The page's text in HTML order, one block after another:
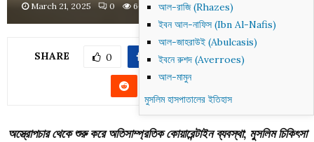
March 21, 2025 0 664
SHARE 0
অস্ত্রোপচার থেকে শুরু করে অতিসাম্প্রতিক কোয়ারেন্টাইন ব্যবস্থা; মুসলিম চিকিৎসা
আল-রাজি (Rhazes)
ইবন আল-নাফিস (Ibn Al-Nafis)
আল-জাহরাউই (Abulcasis)
ইবনে রুশদ (Averroes)
আল-মামুন
মুসলিম হাসপাতালের ইতিহাস